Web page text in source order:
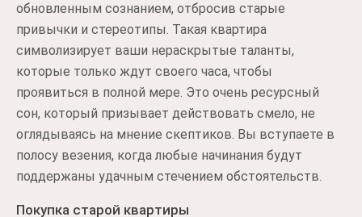
обновленным сознанием, отбросив старые
привычки и стереотипы. Такая квартира
символизирует ваши нераскрытые таланты,
которые только ждут своего часа, чтобы
проявиться в полной мере. Это очень ресурсный
сон, который призывает действовать смело, не
оглядываясь на мнение скептиков. Вы вступаете в
полосу везения, когда любые начинания будут
поддержаны удачным стечением обстоятельств.
Покупка старой квартиры